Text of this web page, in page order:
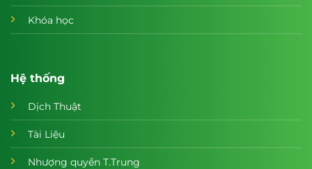
Khóa học
Hệ thống
Dịch Thuật
Tài Liệu
Nhượng quyền T.Trung